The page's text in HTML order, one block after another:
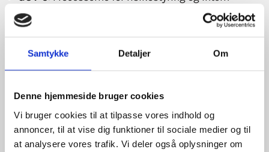
Samtykke Detaljer Om
Denne hjemmeside bruger cookies
Vi bruger cookies til at tilpasse vores indhold og
annoncer, til at vise dig funktioner til sociale medier og til
at analysere vores trafik. Vi deler også oplysninger om
kontrol i forbindelse med
bæredygtighedsrapportering, herunder de vigtigste
risici, afbødningsstrategier og hvordan disse
DaESRS 2er obligatorisk, og solid governance er
grundlaget for implementeringen af handlingsplanen,